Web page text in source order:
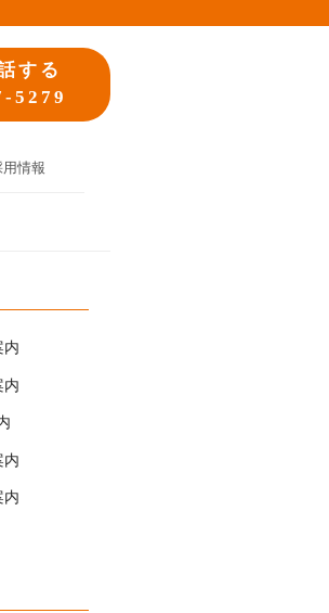
する
5279
用情報